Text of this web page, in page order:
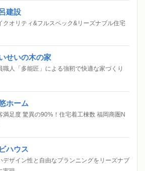
建設
クオリティ&フルスペック&リーズナブル住宅
せいの木の家
職人「多能匠」による強靭で快適な家づくり
ホーム
満足度 驚異の90%！住宅着工棟数 福岡商圏N
ハウス
デザイン性と自由なプランニングをリーズナブ